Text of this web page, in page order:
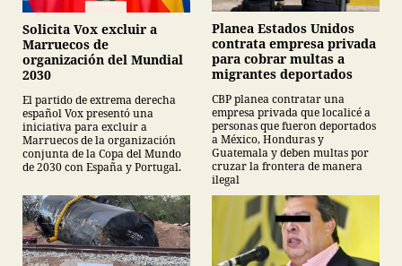
Solicita Vox excluir a
Marruecos de
organización del Mundial
2030
El partido de extrema derecha
español Vox presentó una
iniciativa para excluir a
Marruecos de la organización
conjunta de la Copa del Mundo
de 2030 con España y Portugal.
Planea Estados Unidos
contrata empresa privada
para cobrar multas a
migrantes deportados
CBP planea contratar una
empresa privada que localicé a
personas que fueron deportados
a México, Honduras y
Guatemala y deben multas por
cruzar la frontera de manera
ilegal